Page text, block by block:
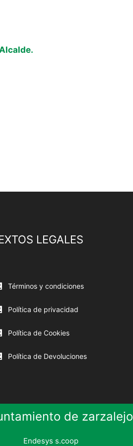
LEGALES
Términos y condiciones
Política de privacidad
Política de Cookies
Política de Devoluciones
de zarzalejo
Endesys s.coop